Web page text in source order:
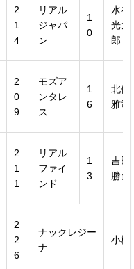
2
1
4
リアル
ジャパ
ン
1
0
水谷
光太
郎
2
0
9
モズア
ンタレ
ス
1
6
北側
雅司
2
1
1
リアル
ファイ
ンド
1
3
吉田
勝己
2
2
6
ナックレジー
ナ
小松